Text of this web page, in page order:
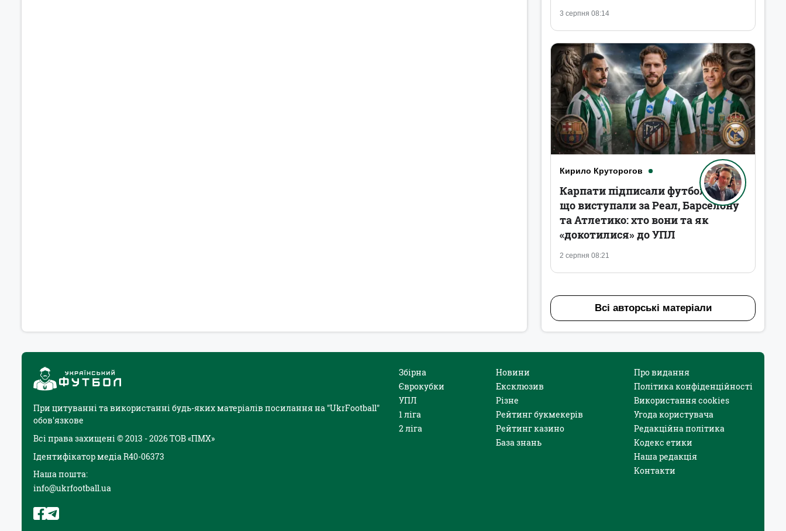
3 серпня 08:14
Кирило Круторогов
2 серпня 08:21
Карпати підписали футболістів,
що виступали за Реал, Барселону
та Атлетико: хто вони та як
«докотилися» до УПЛ
Всі авторські матеріали
При цитуванні та використанні будь-яких матеріалів посилання на "UkrFootball"
обов'язкове
Всі права захищені © 2013 - 2026 ТОВ «ПМХ»
Ідентифікатор медіа R40-06373
Наша пошта:
info@ukrfootball.ua
Збірна
Єврокубки
УПЛ
1 ліга
2 ліга
Новини
Ексклюзив
Різне
Рейтинг букмекерів
Рейтинг казино
База знань
Про видання
Політика конфіденційності
Використання cookies
Угода користувача
Редакційна політика
Кодекс етики
Наша редакція
Контакти